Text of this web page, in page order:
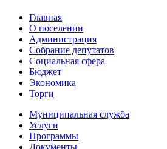
Главная
О поселении
Администрация
Собрание депутатов
Социальная сфера
Бюджет
Экономика
Торги
Муниципальная служба
Услуги
Программы
Документы